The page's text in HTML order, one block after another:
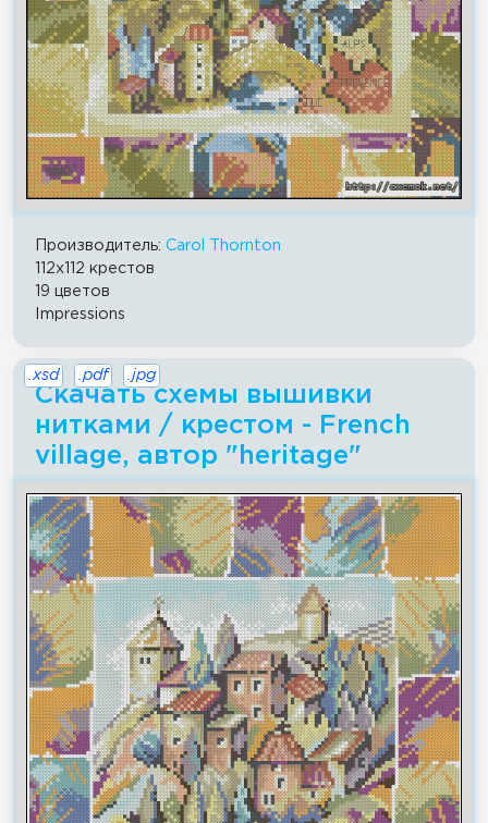
Производитель: Carol Thornton
112x112 крестов
19 цветов
Impressions
Скачать схемы вышивки
нитками / крестом - French
village, автор "heritage"
.xsd .pdf .jpg